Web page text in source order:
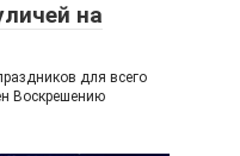
на
для всего
Воскрешению